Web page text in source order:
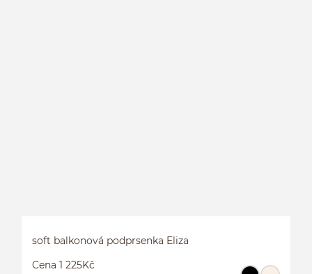
soft balkonová podprsenka Eliza
Cena 1 225Kč